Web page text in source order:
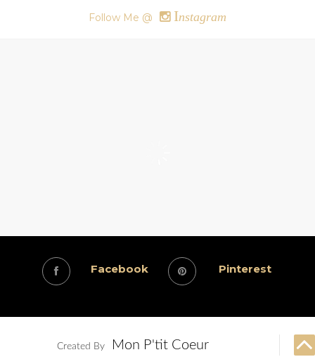
Follow Me @ Instagram
Facebook Pinterest
Created By Mon P'tit Coeur